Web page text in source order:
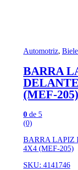
Automotriz,
BARRA
(MEF-205)
0 de 5
(0)
BARRA LAPIZ
4X4 (MEF-205)
SKU: 4141746